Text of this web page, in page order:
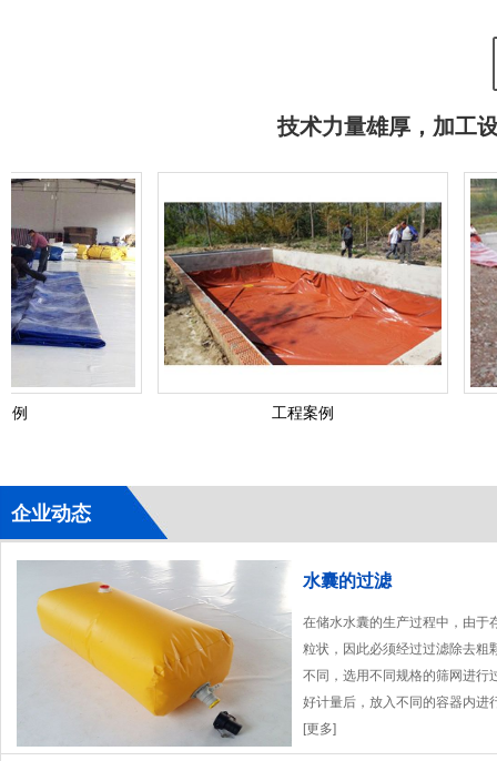
技术力量雄厚，加工
工程案例
企业动态
水囊的过滤
在储水水囊的生产过程中，由于
粒状，因此必须经过过滤除去粗
不同，选用不同规格的筛网进行
好计量后，放入不同的容器内
[更多]